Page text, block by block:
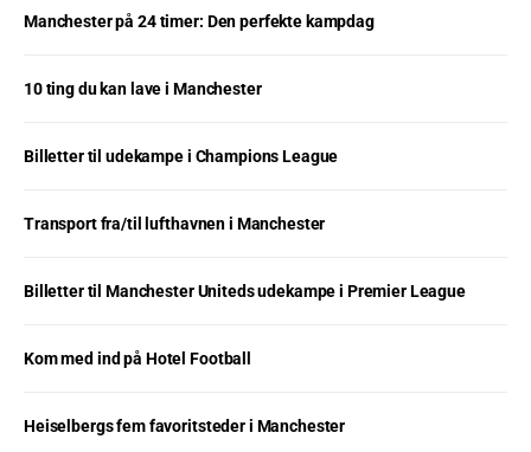
Manchester på 24 timer: Den perfekte kampdag
10 ting du kan lave i Manchester
Billetter til udekampe i Champions League
Transport fra/til lufthavnen i Manchester
Billetter til Manchester Uniteds udekampe i Premier League
Kom med ind på Hotel Football
Heiselbergs fem favoritsteder i Manchester